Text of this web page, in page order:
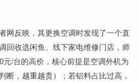
网反映，其更换空调时发现了一个直
回收选闲鱼、线下家电维修门店，师
/台的高价，核心前提是空调外机为
断，越重越贵）；若铝料占比过高，